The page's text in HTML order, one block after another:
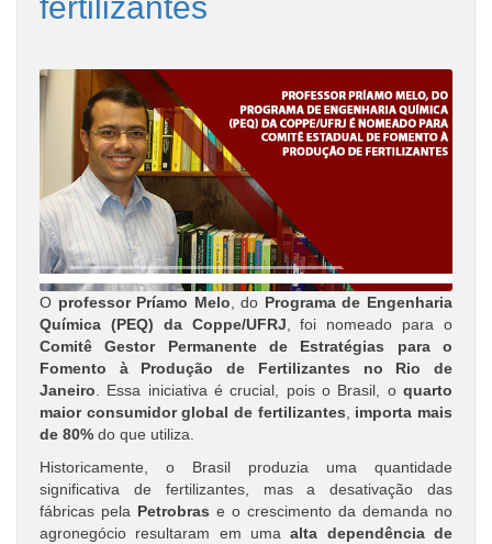
fertilizantes
O professor Príamo Melo , do Programa de Engenharia
Química (PEQ) da Coppe/UFRJ , foi nomeado para o
Comitê Gestor Permanente de Estratégias para o
Fomento à Produção de Fertilizantes no Rio de
Janeiro . Essa iniciativa é crucial, pois o Brasil, o quarto
maior consumidor global de fertilizantes
importa mais
de 80% do que utiliza.
Historicamente, o Brasil produzia uma quantidade
significativa de fertilizantes, mas a desativação das
fábricas pela Petrobras e o crescimento da demanda no
agronegócio resultaram em umaalta dependência de